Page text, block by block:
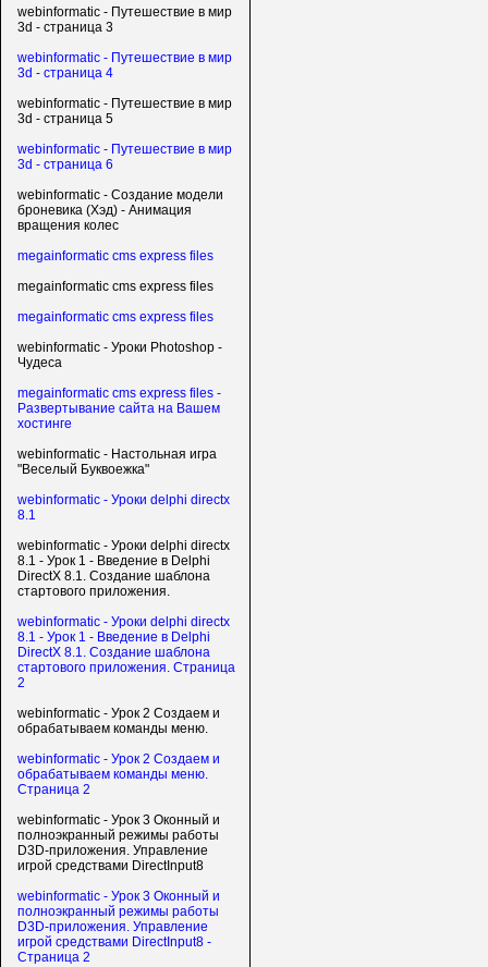
webinformatic - Путешествие в мир
3d - страница 3
webinformatic - Путешествие в мир
3d - страница 4
webinformatic - Путешествие в мир
3d - страница 5
webinformatic - Путешествие в мир
3d - страница 6
webinformatic - Создание модели
броневика (Хэд) - Анимация
вращения колес
megainformatic cms express files
megainformatic cms express files
megainformatic cms express files
webinformatic - Уроки Photoshop -
Чудеса
megainformatic cms express files -
Развертывание сайта на Вашем
хостинге
webinformatic - Настольная игра
"Веселый Буквоежка"
webinformatic - Уроки delphi directx
8.1
webinformatic - Уроки delphi directx
8.1 - Урок 1 - Введение в Delphi
DirectX 8.1. Создание шаблона
стартового приложения.
webinformatic - Уроки delphi directx
8.1 - Урок 1 - Введение в Delphi
DirectX 8.1. Создание шаблона
стартового приложения. Страница
2
webinformatic - Урок 2 Создаем и
обрабатываем команды меню.
webinformatic - Урок 2 Создаем и
обрабатываем команды меню.
Страница 2
webinformatic - Урок 3 Оконный и
полноэкранный режимы работы
D3D-приложения. Управление
игрой средствами DirectInput8
webinformatic - Урок 3 Оконный и
полноэкранный режимы работы
D3D-приложения. Управление
игрой средствами DirectInput8 -
Страница 2